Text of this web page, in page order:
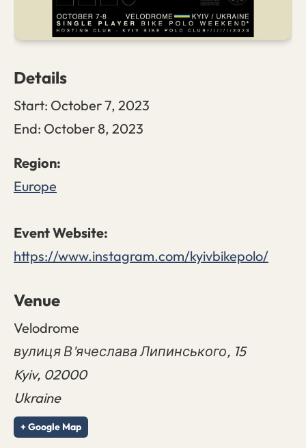
Details
Start: October 7, 2023
End: October 8, 2023
Europe
https://www.instagram.com/kyivbikepolo/
Venue
Velodrome
вулиця В'ячеслава Липинського, 15
Kyiv, 02000
Ukraine
+ Google Map